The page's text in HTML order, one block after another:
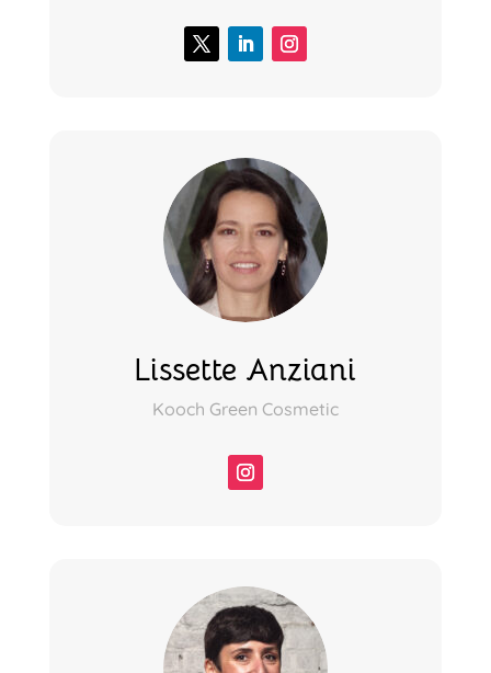
Lissette Anziani
Kooch Green Cosmetic